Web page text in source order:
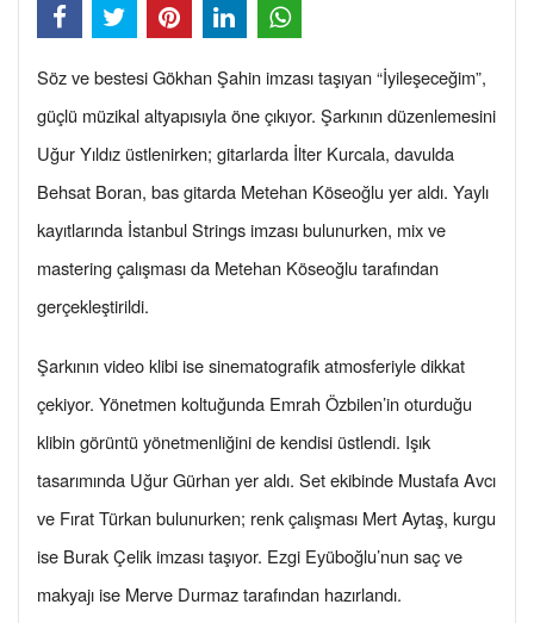
Söz ve bestesi Gökhan Şahin imzası taşıyan “İyileşeceğim”,
güçlü müzikal altyapısıyla öne çıkıyor. Şarkının düzenlemesini
Uğur Yıldız üstlenirken; gitarlarda İlter Kurcala, davulda
Behsat Boran, bas gitarda Metehan Köseoğlu yer aldı. Yaylı
kayıtlarında İstanbul Strings imzası bulunurken, mix ve
mastering çalışması da Metehan Köseoğlu tarafından
gerçekleştirildi.
Şarkının video klibi ise sinematografik atmosferiyle dikkat
çekiyor. Yönetmen koltuğunda Emrah Özbilen’in oturduğu
klibin görüntü yönetmenliğini de kendisi üstlendi. Işık
tasarımında Uğur Gürhan yer aldı. Set ekibinde Mustafa Avcı
ve Fırat Türkan bulunurken; renk çalışması Mert Aytaş, kurgu
ise Burak Çelik imzası taşıyor. Ezgi Eyüboğlu’nun saç ve
makyajı ise Merve Durmaz tarafından hazırlandı.